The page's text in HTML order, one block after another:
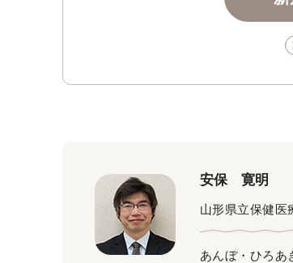
安保 寛明
山形県立保健医
あんぼ・ひろあ